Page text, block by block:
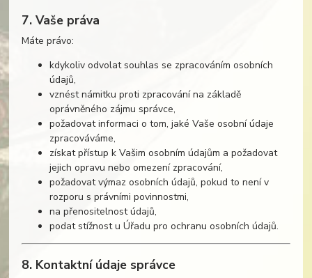
7. Vaše práva
Máte právo:
kdykoliv odvolat souhlas se zpracováním osobních
údajů,
vznést námitku proti zpracování na základě
oprávněného zájmu správce,
požadovat informaci o tom, jaké Vaše osobní údaje
zpracováváme,
získat přístup k Vašim osobním údajům a požadovat
jejich opravu nebo omezení zpracování,
požadovat výmaz osobních údajů, pokud to není v
rozporu s právními povinnostmi,
na přenositelnost údajů,
podat stížnost u Úřadu pro ochranu osobních údajů.
8. Kontaktní údaje správce